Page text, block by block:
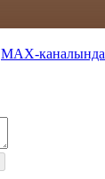
MAX-каналында